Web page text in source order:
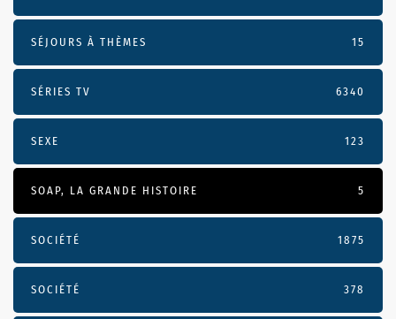
SÉJOURS À THÈMES 15
SÉRIES TV 6340
SEXE 123
SOAP, LA GRANDE HISTOIRE 5
SOCIÉTÉ 1875
SOCIÉTÉ 378